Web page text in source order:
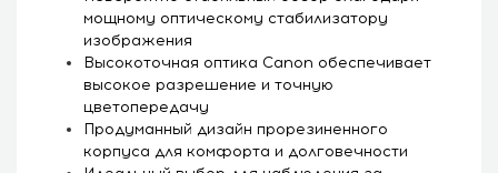
мощному оптическому стабилизатору
изображения
Высокоточная оптика Canon обеспечивает
высокое разрешение и точную
цветопередачу
Продуманный дизайн прорезиненного
корпуса для комфорта и долговечности